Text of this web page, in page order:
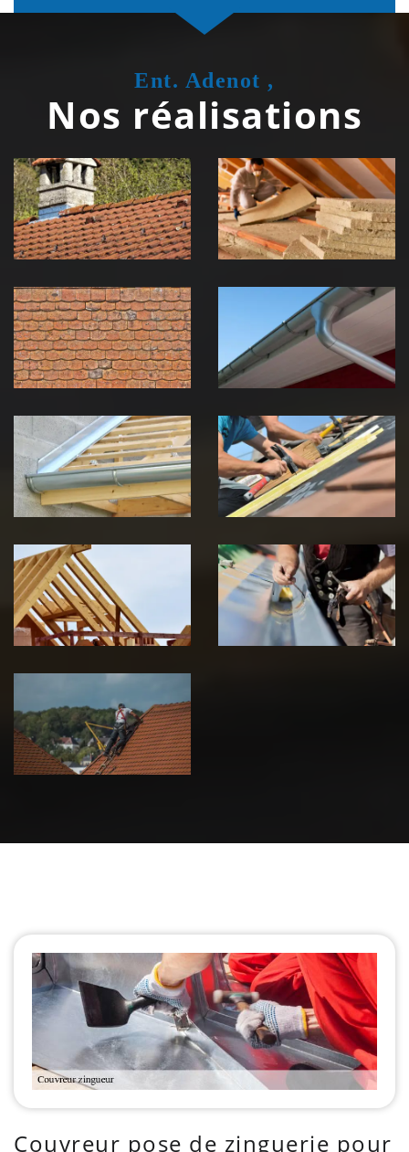
Ent. Adenot ,
Nos réalisations
Couvreur
zingueur 39
Jura
Isolation de
toiture 39
Jura
démoussage de
toiture 39
Jura
pose de
gouttière 39
Jura
Pose de
Chéneau 39
Jura
Réparation de
toiture 39
Jura
Traitement de
charpente 39
Jura
Travaux de
zinguerie 39
Jura
Urgence fuite
de toiture 39
Jura
Couvreur pose de zinguerie pour